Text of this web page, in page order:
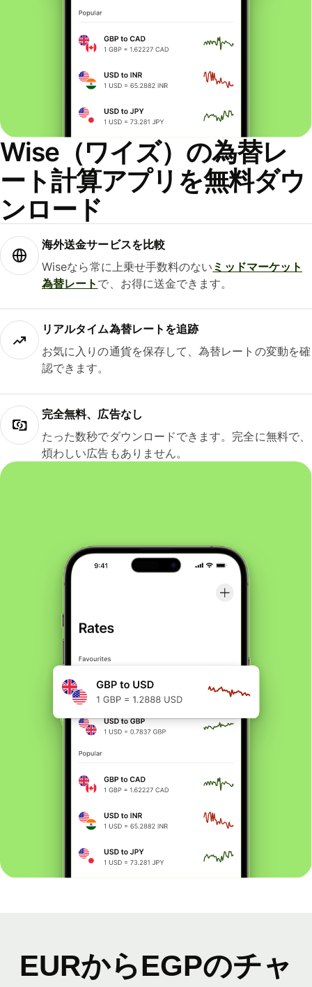
Wise（ワイズ）の為替レ
ート計算アプリを無料ダウ
ンロード
海外送金サービスを比較
Wiseなら常に上乗せ手数料のない ミッドマーケット
為替レート で、お得に送金できます。
リアルタイム為替レートを追跡
お気に入りの通貨を保存して、為替レートの変動を確
認できます。
完全無料、広告なし
たった数秒でダウンロードできます。完全に無料で、
煩わしい広告もありません。
EURからEGPのチャ